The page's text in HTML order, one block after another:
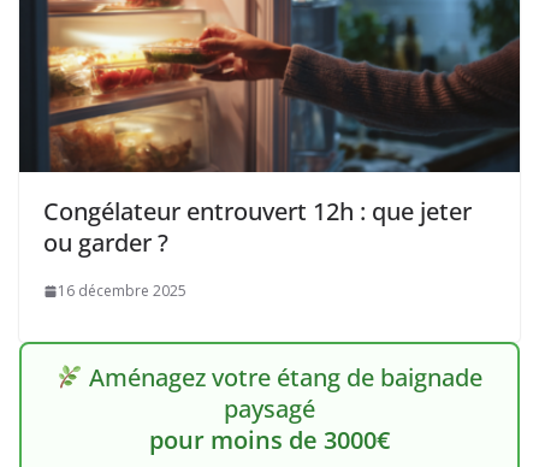
Congélateur entrouvert 12h : que jeter
ou garder ?
16 décembre 2025
Aménagez votre étang de baignade
paysagé
pour moins de 3000€